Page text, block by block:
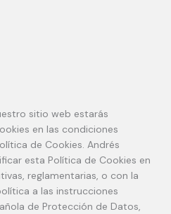
sitio web estarás
en las condiciones
de Cookies. Andrés
esta Política de Cookies en
reglamentarias, o con la
a las instrucciones
de Protección de Datos,